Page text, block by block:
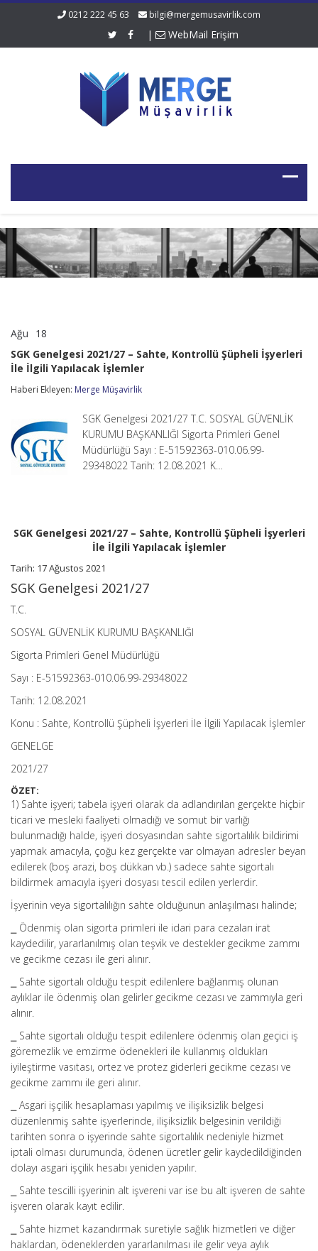
0212 222 45 63 bilgi@mergemusavirlik.com
| WebMail Erişim
Ağu 18
2021/27
–
Kontrollü
İşyerleri
İle
İlgili
Yapılacak
İşlemler
SGK Genelgesi 2021/27 – Sahte, Kontrollü Şüpheli İşyerleri
İle İlgili Yapılacak İşlemler
Haberi Ekleyen: Merge Müşavirlik
SGK Genelgesi 2021/27 T.C. SOSYAL GÜVENLİK
KURUMU BAŞKANLIĞI Sigorta Primleri Genel
Müdürlüğü Sayı : E-51592363-010.06.99-
29348022 Tarih: 12.08.2021 K…
SGK Genelgesi 2021/27 – Sahte, Kontrollü Şüpheli İşyerleri
İle İlgili Yapılacak İşlemler
Tarih: 17 Ağustos 2021
SGK Genelgesi 2021/27
T.C.
SOSYAL GÜVENLİK KURUMU BAŞKANLIĞI
Sigorta Primleri Genel Müdürlüğü
Sayı : E-51592363-010.06.99-29348022
Tarih: 12.08.2021
Konu : Sahte, Kontrollü Şüpheli İşyerleri İle İlgili Yapılacak İşlemler
GENELGE
2021/27
ÖZET:
1) Sahte işyeri; tabela işyeri olarak da adlandırılan gerçekte hiçbir
ticari ve mesleki faaliyeti olmadığı ve somut bir varlığı
bulunmadığı halde, işyeri dosyasından sahte sigortalılık bildirimi
yapmak amacıyla, çoğu kez gerçekte var olmayan adresler beyan
edilerek (boş arazi, boş dükkan vb.) sadece sahte sigortalı
bildirmek amacıyla işyeri dosyası tescil edilen yerlerdir.
İşyerinin veya sigortalılığın sahte olduğunun anlaşılması halinde;
⎯ Ödenmiş olan sigorta primleri ile idari para cezaları irat
kaydedilir, yararlanılmış olan teşvik ve destekler gecikme zammı
ve gecikme cezası ile geri alınır.
⎯ Sahte sigortalı olduğu tespit edilenlere bağlanmış olunan
aylıklar ile ödenmiş olan gelirler gecikme cezası ve zammıyla geri
alınır.
⎯ Sahte sigortalı olduğu tespit edilenlere ödenmiş olan geçici iş
göremezlik ve emzirme ödenekleri ile kullanmış oldukları
iyileştirme vasıtası, ortez ve protez giderleri gecikme cezası ve
gecikme zammı ile geri alınır.
⎯ Asgari işçilik hesaplaması yapılmış ve ilişiksizlik belgesi
düzenlenmiş sahte işyerlerinde, ilişiksizlik belgesinin verildiği
tarihten sonra o işyerinde sahte sigortalılık nedeniyle hizmet
iptali olması durumunda, ödenen ücretler gelir kaydedildiğinden
dolayı asgari işçilik hesabı yeniden yapılır.
⎯ Sahte tescilli işyerinin alt işvereni var ise bu alt işveren de sahte
işveren olarak kayıt edilir.
⎯ Sahte hizmet kazandırmak suretiyle sağlık hizmetleri ve diğer
haklardan, ödeneklerden yararlanılması ile gelir veya aylık